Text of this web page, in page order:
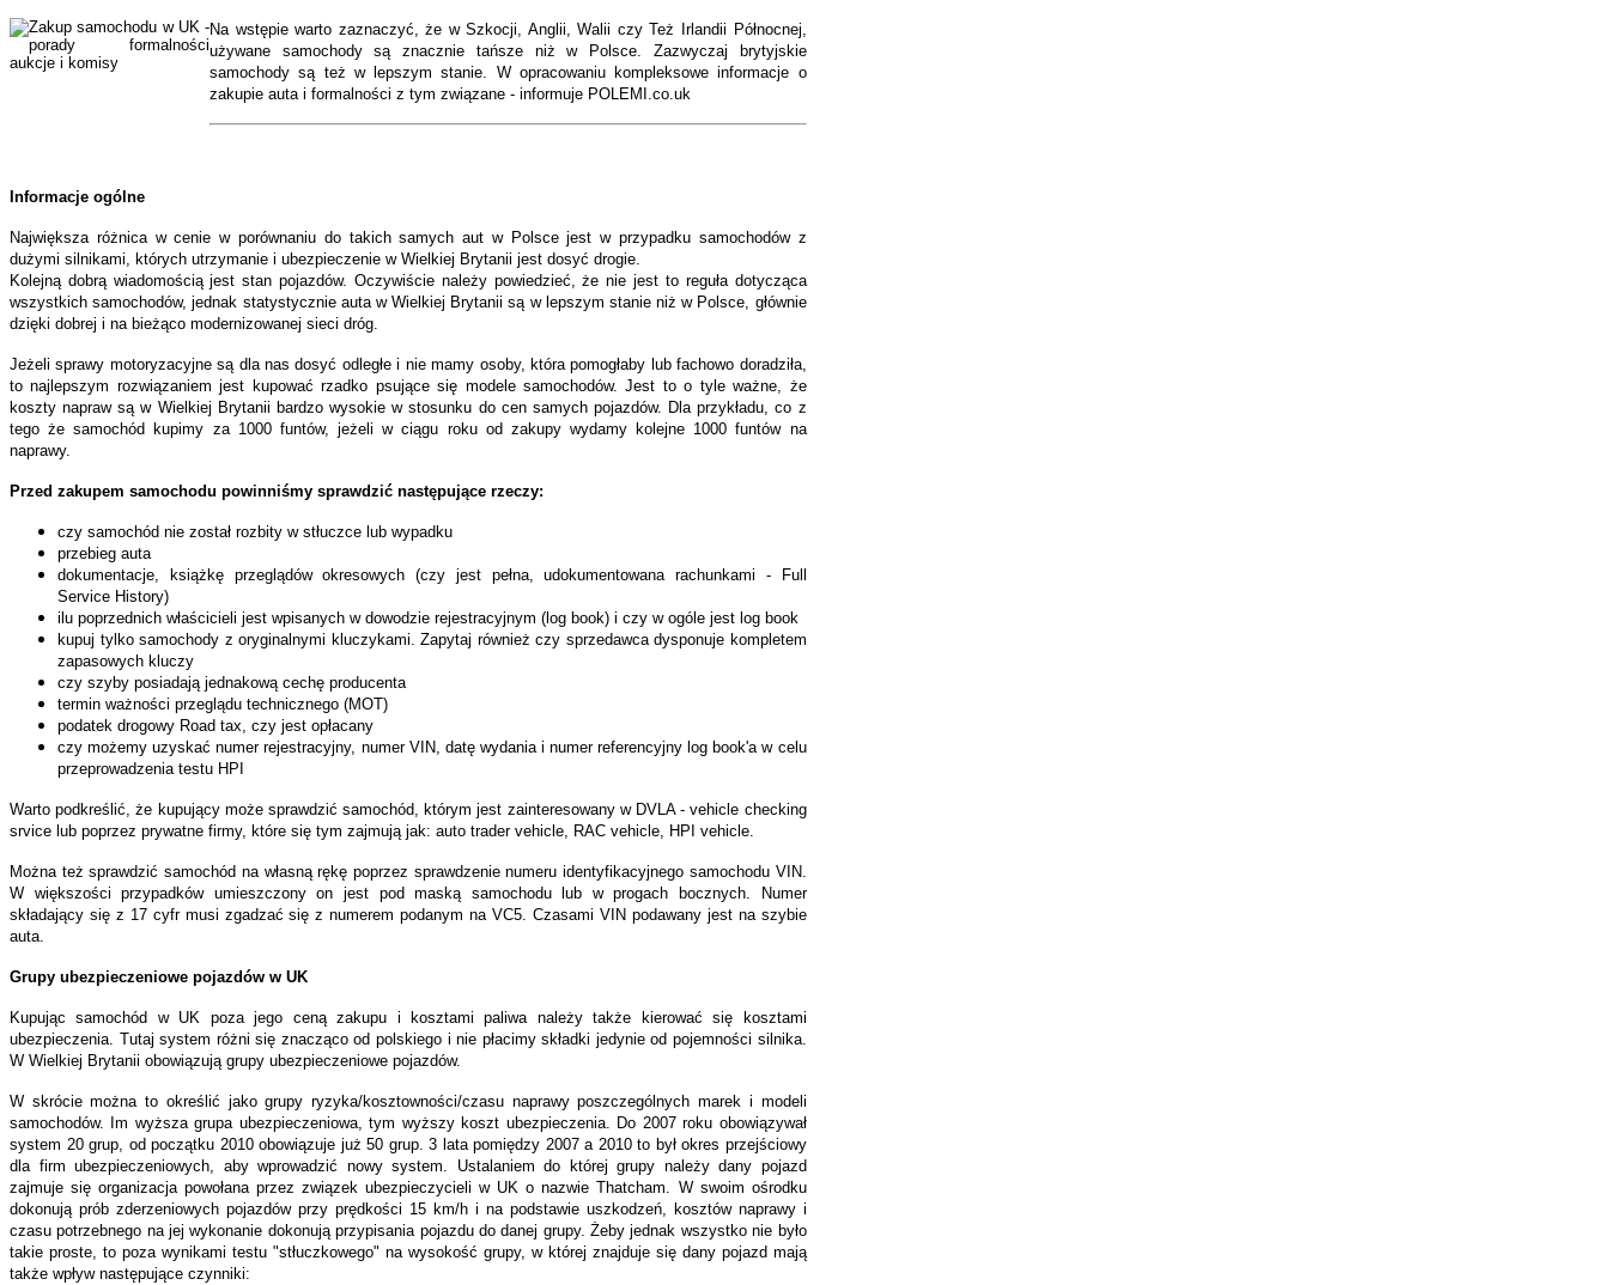
Na wstępie warto zaznaczyć, że w Szkocji, Anglii, Walii czy Też Irlandii Północnej,
używane samochody są znacznie tańsze niż w Polsce. Zazwyczaj brytyjskie
samochody są też w lepszym stanie. W opracowaniu kompleksowe informacje o
zakupie auta i formalności z tym związane - informuje POLEMI.co.uk
Informacje ogólne
Największa różnica w cenie w porównaniu do takich samych aut w Polsce jest w przypadku samochodów z
dużymi silnikami, których utrzymanie i ubezpieczenie w Wielkiej Brytanii jest dosyć drogie.
Kolejną dobrą wiadomością jest stan pojazdów. Oczywiście należy powiedzieć, że nie jest to reguła dotycząca
wszystkich samochodów, jednak statystycznie auta w Wielkiej Brytanii są w lepszym stanie niż w Polsce, głównie
dzięki dobrej i na bieżąco modernizowanej sieci dróg.
Jeżeli sprawy motoryzacyjne są dla nas dosyć odległe i nie mamy osoby, która pomogłaby lub fachowo doradziła,
to najlepszym rozwiązaniem jest kupować rzadko psujące się modele samochodów. Jest to o tyle ważne, że
koszty napraw są w Wielkiej Brytanii bardzo wysokie w stosunku do cen samych pojazdów. Dla przykładu, co z
tego że samochód kupimy za 1000 funtów, jeżeli w ciągu roku od zakupy wydamy kolejne 1000 funtów na
naprawy.
Przed zakupem samochodu powinniśmy sprawdzić następujące rzeczy:
czy samochód nie został rozbity w stłuczce lub wypadku
przebieg auta
dokumentacje, książkę przeglądów okresowych (czy jest pełna, udokumentowana rachunkami - Full
Service History)
ilu poprzednich właścicieli jest wpisanych w dowodzie rejestracyjnym (log book) i czy w ogóle jest log book
kupuj tylko samochody z oryginalnymi kluczykami. Zapytaj również czy sprzedawca dysponuje kompletem
zapasowych kluczy
czy szyby posiadają jednakową cechę producenta
termin ważności przeglądu technicznego (MOT)
podatek drogowy Road tax, czy jest opłacany
czy możemy uzyskać numer rejestracyjny, numer VIN, datę wydania i numer referencyjny log book'a w celu
przeprowadzenia testu HPI
Warto podkreślić, że kupujący może sprawdzić samochód, którym jest zainteresowany w DVLA - vehicle checking
srvice lub poprzez prywatne firmy, które się tym zajmują jak: auto trader vehicle, RAC vehicle, HPI vehicle.
Można też sprawdzić samochód na własną rękę poprzez sprawdzenie numeru identyfikacyjnego samochodu VIN.
W większości przypadków umieszczony on jest pod maską samochodu lub w progach bocznych. Numer
składający się z 17 cyfr musi zgadzać się z numerem podanym na VC5. Czasami VIN podawany jest na szybie
auta.
Grupy ubezpieczeniowe pojazdów w UK
Kupując samochód w UK poza jego ceną zakupu i kosztami paliwa należy także kierować się kosztami
ubezpieczenia. Tutaj system różni się znacząco od polskiego i nie płacimy składki jedynie od pojemności silnika.
W Wielkiej Brytanii obowiązują grupy ubezpieczeniowe pojazdów.
W skrócie można to określić jako grupy ryzyka/kosztowności/czasu naprawy poszczególnych marek i modeli
samochodów. Im wyższa grupa ubezpieczeniowa, tym wyższy koszt ubezpieczenia. Do 2007 roku obowiązywał
system 20 grup, od początku 2010 obowiązuje już 50 grup. 3 lata pomiędzy 2007 a 2010 to był okres przejściowy
dla firm ubezpieczeniowych, aby wprowadzić nowy system. Ustalaniem do której grupy należy dany pojazd
zajmuje się organizacja powołana przez związek ubezpieczycieli w UK o nazwie Thatcham. W swoim ośrodku
dokonują prób zderzeniowych pojazdów przy prędkości 15 km/h i na podstawie uszkodzeń, kosztów naprawy i
czasu potrzebnego na jej wykonanie dokonują przypisania pojazdu do danej grupy. Żeby jednak wszystko nie było
takie proste, to poza wynikami testu "stłuczkowego" na wysokość grupy, w której znajduje się dany pojazd mają
także wpływ następujące czynniki: